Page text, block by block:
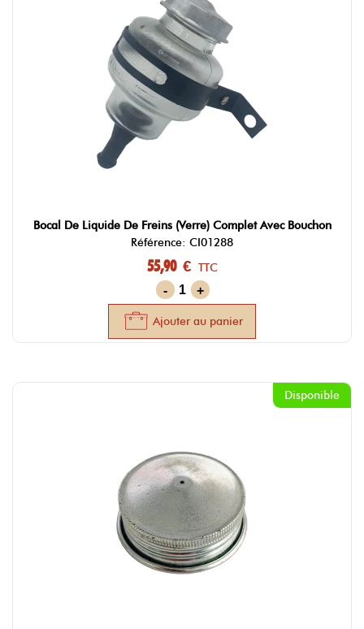
Bocal De Liquide De Freins (verre) Complet Avec Bouchon
Référence: CI01288
55,90 € TTC
-
+
Ajouter au panier
Disponible